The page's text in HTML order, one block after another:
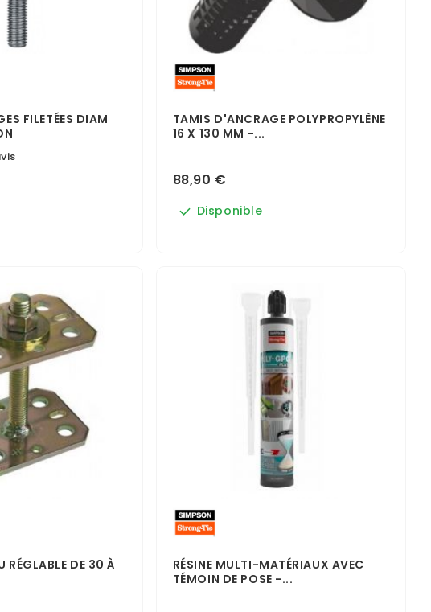
FILETÉES DIAM
TAMIS D'ANCRAGE POLYPROPYLÈNE
16 X 130 MM -...
88,90 €
Disponible
RÉGLABLE DE 30 À
RÉSINE MULTI-MATÉRIAUX AVEC
TÉMOIN DE POSE -...